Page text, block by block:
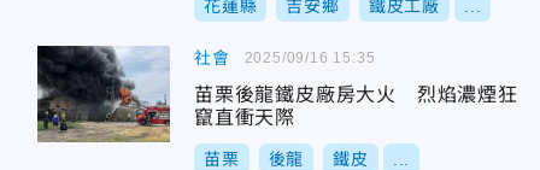
花蓮縣 吉安鄉 鐵皮工廠
社會
苗栗後龍鐵皮廠房大火 烈焰濃煙狂
竄直衝天際
苗栗 後龍 鐵皮
2025/09/16 15:35